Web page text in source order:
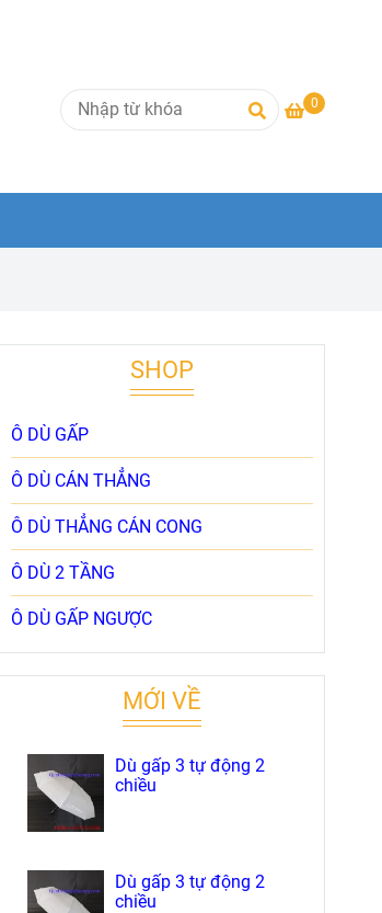
0
SHOP
Ô DÙ GẤP
Ô DÙ CÁN THẲNG
Ô DÙ THẲNG CÁN CONG
Ô DÙ 2 TẦNG
Ô DÙ GẤP NGƯỢC
MỚI VỀ
Dù gấp 3 tự động 2
chiều
Dù gấp 3 tự động 2
chiều